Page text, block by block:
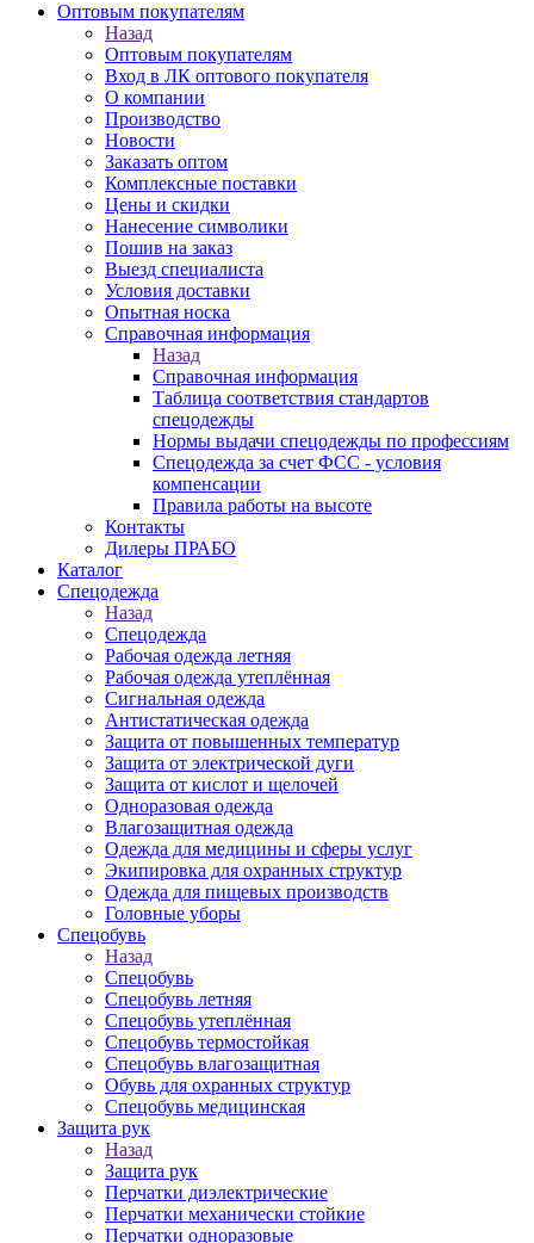
Оптовым покупателям
Назад
Оптовым покупателям
Вход в ЛК оптового покупателя
О компании
Производство
Новости
Заказать оптом
Комплексные поставки
Цены и скидки
Нанесение символики
Пошив на заказ
Выезд специалиста
Условия доставки
Опытная носка
Справочная информация
Назад
Справочная информация
Таблица соответствия стандартов
спецодежды
Нормы выдачи спецодежды по профессиям
Спецодежда за счет ФСС - условия
компенсации
Правила работы на высоте
Контакты
Дилеры ПРАБО
Каталог
Спецодежда
Назад
Спецодежда
Рабочая одежда летняя
Рабочая одежда утеплённая
Сигнальная одежда
Антистатическая одежда
Защита от повышенных температур
Защита от электрической дуги
Защита от кислот и щелочей
Одноразовая одежда
Влагозащитная одежда
Одежда для медицины и сферы услуг
Экипировка для охранных структур
Одежда для пищевых производств
Головные уборы
Спецобувь
Назад
Спецобувь
Спецобувь летняя
Спецобувь утеплённая
Спецобувь термостойкая
Спецобувь влагозащитная
Обувь для охранных структур
Спецобувь медицинская
Защита рук
Назад
Защита рук
Перчатки диэлектрические
Перчатки механически стойкие
Перчатки одноразовые